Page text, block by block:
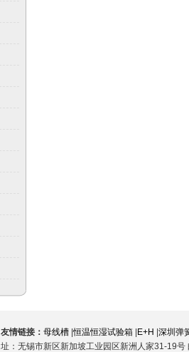
友情链接： 母线槽 |恒温恒湿试验箱 E+H 深圳弹
址：无锡市新区新加坡工业园区新洲人家31-19号